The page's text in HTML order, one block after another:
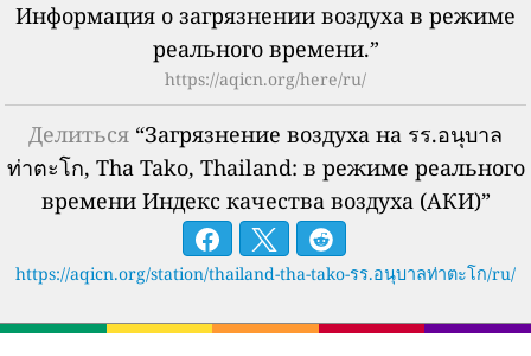
Информация о загрязнении воздуха в режиме
реального времени.”
https://aqicn.org/here/ru/
Делиться “Загрязнение воздуха на รร.อนุบาล
ท่าตะโก, Tha Tako, Thailand: в режиме реального
времени Индекс качества воздуха (АКИ)”
https://aqicn.org/station/thailand-tha-tako-รร.อนุบาลท่าตะโก/ru/